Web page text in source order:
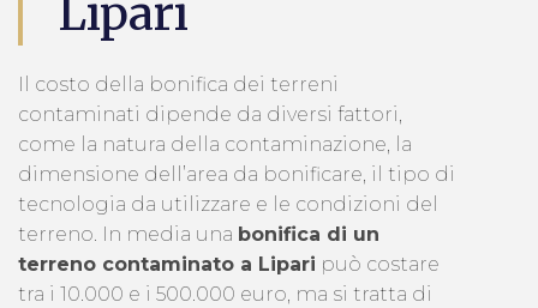
Lipari
Il costo della bonifica dei terreni
contaminati dipende da diversi fattori,
come la natura della contaminazione, la
dimensione dell’area da bonificare, il tipo di
tecnologia da utilizzare e le condizioni del
terreno. In media una bonifica di un
terreno contaminato a Lipari può costare
tra i 10.000 e i 500.000 euro, ma si tratta di